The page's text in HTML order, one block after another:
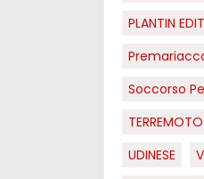
PLANTIN
Soccorso
TERREMOTO
UDINESE